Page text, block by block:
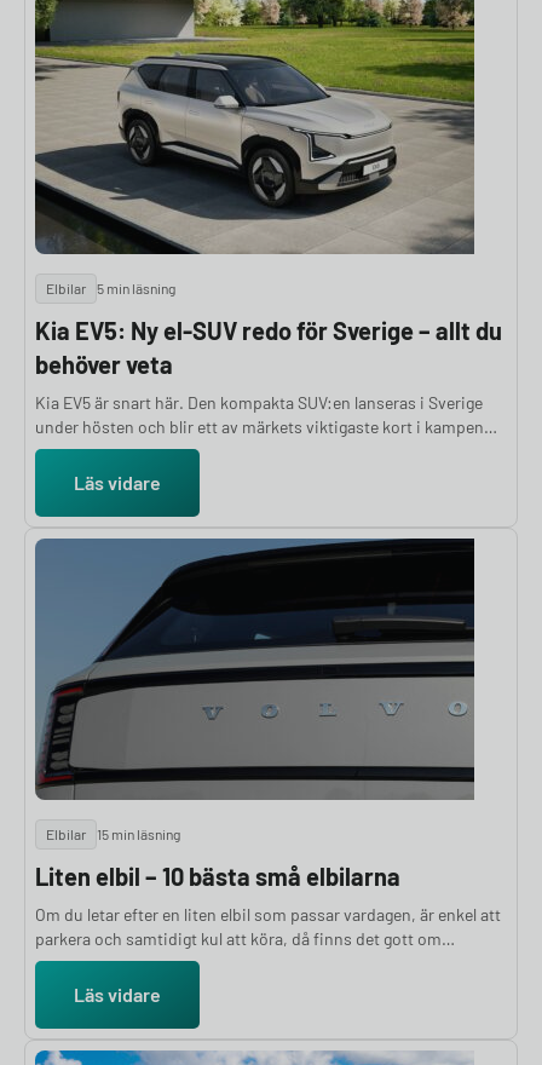
Elbilar 5 min läsning
Kia EV5: Ny el-SUV redo för Sverige – allt du
behöver veta
Kia EV5 är snart här. Den kompakta SUV:en lanseras i Sverige
under hösten och blir ett av märkets viktigaste kort i kampen
om elbilsköparna. I den här artikeln reder vi ut allt vi vet om Kia
EV5 redan nu.
Läs vidare
Elbilar 15 min läsning
Liten elbil – 10 bästa små elbilarna
Om du letar efter en liten elbil som passar vardagen, är enkel att
parkera och samtidigt kul att köra, då finns det gott om
alternativ att välja bland idag. Små elbilar blir alltmer populära,
särskilt bland förare som främst kör i stan eller kortare sträckor.
Läs vidare